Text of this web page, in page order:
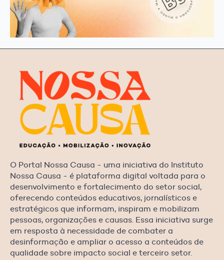
O Portal Nossa Causa - uma iniciativa do Instituto
Nossa Causa - é plataforma digital voltada para o
desenvolvimento e fortalecimento do setor social,
oferecendo conteúdos educativos, jornalísticos e
estratégicos que informam, inspiram e mobilizam
pessoas, organizações e causas. Essa iniciativa surge
em resposta à necessidade de combater a
desinformação e ampliar o acesso a conteúdos de
qualidade sobre impacto social e terceiro setor.